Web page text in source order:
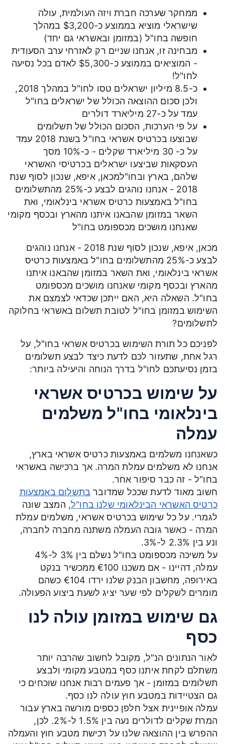
ממחקר שערכה חברת ויזה העולמית, עולה
שישראלי מוציא בממוצע כ-$3,200 במהלך
חופשה בחו"ל (במזומן ובאשראי גם יחד)
מבחינה זו, אנחנו שניים רק לאזרחי ערב הסעודית
- המוציאים בממוצע כ-$5,300 לאדם בכל נסיעה
לחו"ל!
כ-8.5 מיליון ישראלים טסו לחו"ל במהלך 2018,
ולכן סכום ההוצאה הכולל של ישראלים בחו"ל
עמד על כ-27 מיליארד דולרים
על פי הערכות, הסכום הכולל של תשלומים
שבוצעו בכרטיס אשראי בחו"ל בשנת 2018 עמד
על כ- 30 מיליארד שקלים - כ-10% מסך
העסקאות שביצעו ישראלים בכרטיסי האשראי
שלהם, בארץ ובחו"למכאן, איפא, שנכון לסוף שנת
2018 - אנחנו נוהגים לבצע כ-25% מהתשלומים
בחו"ל באמצעות כרטיס אשראי בינלאומי, ואת
השאר במזומן שהבאנו איתנו מהארץ ובכסף מקומי
שאנחנו מושכים מכספומט בחו"ל
מכאן, איפא, שנכון לסוף שנת 2018 - אנחנו נוהגים
לבצע כ-25% מהתשלומים בחו"ל באמצעות כרטיס
אשראי בינלאומי, ואת השאר במזומן שהבאנו איתנו
מהארץ ובכסף מקומי שאנחנו מושכים מכספומט
בחו"ל. השאלה היא, האם ייתכן שכדאי לצמצם את
השימוש במזומן בחו"ל לטובת תשלום באשראי בחלוקה
לתשלומים?
לפניכם כל תורת השימוש בכרטיס אשראי בחו"ל, על
רגל אחת, שתעזור לכם לדעת כיצד לבצע תשלומים
בזמן נסיעתכם לחו"ל בדרך הנוחה והיעילה ביותר:
על שימוש בכרטיס אשראי
בינלאומי בחו"ל משלמים
עמלה
כשאנחנו משלמים באמצעות כרטיס אשראי בארץ,
אנחנו לא משלמים עמלת המרה. אך ברכישה באשראי
בחו"ל - זה כבר סיפור אחר.
חשוב מאוד לדעת שככל שמדובר בתשלום באמצעות
כרטיס האשראי הבינלאומי שלנו בחו"ל, המצב שונה
לגמרי. על כל שימוש בכרטיס אשראי, משלמים עמלת
המרה - כאשר גובה העמלה משתנה מחברה לחברה,
ונע בין 2.3% ל-3%.
על משיכה מכספומט בחו"ל נשלם בין 3% ל-4%
עמלה, דהיינו - אם משכנו €100 ממכשיר בנקט
באירופה, מחשבון הבנק שלנו ירדו €104 כשהם
מומרים לשקלים לפי שער יציג לשעת ביצוע הפעולה.
גם שימוש במזומן עולה לנו
כסף
לאור הנתונים הנ"ל, מקובל לחשוב שהרבה יותר
משתלם לקחת איתנו כסף במטבע מקומי ולבצע
תשלומים במזומן - אך פעמים רבות אנחנו שוכחים כי
גם הצטיידות במטבע חוץ עולה לנו כסף.
עמלה אופיינית אצל חלפן כספים מורשה בארץ עבור
המרת שקלים לדולרים נעה בין 1.5% ל-2%. לכן,
ההפרש בין ההוצאה שלנו על רכישת מטבע חוץ והעמלה